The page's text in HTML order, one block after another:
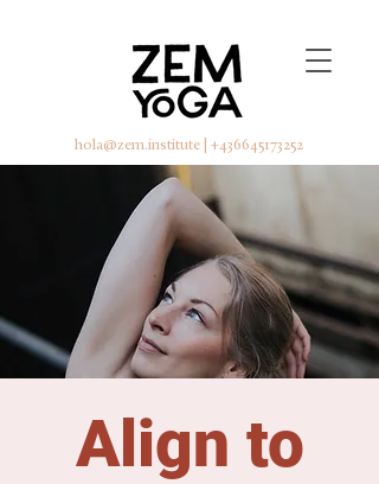
hola@zem.institute +436645173252
Align to